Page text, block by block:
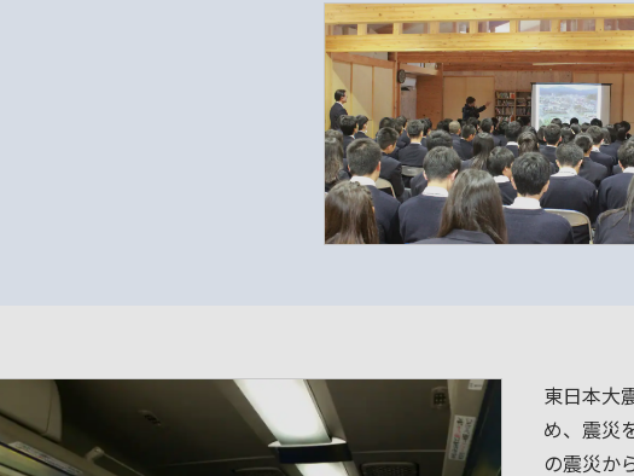
東日本大
め、震災
の震災か